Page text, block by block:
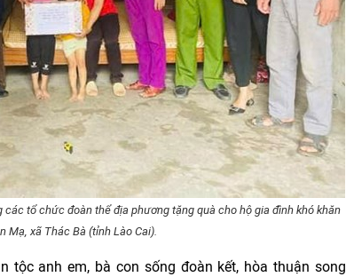
tổ chức đoàn thể địa phương tặng quà cho hộ gia đình khó khăn
Mạ, xã Thác Bà (tỉnh Lào Cai).
tộc anh em, bà con sống đoàn kết, hòa thuận song